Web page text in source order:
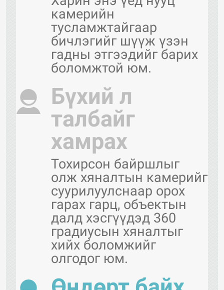
камерийн
тусламжтайгаар
бичлэгийг шүүж үзэн
гадны этгээдийг барих
боломжтой юм.
Бүхий л
талбайг
хамрах
Тохирсон байршлыг
олж хяналтын камерийг
суурилуулснаар орох
гарах гарц, объектын
далд хэсгүүдэд 360
градиусын хяналтыг
хийх боломжийг
олгодог юм.